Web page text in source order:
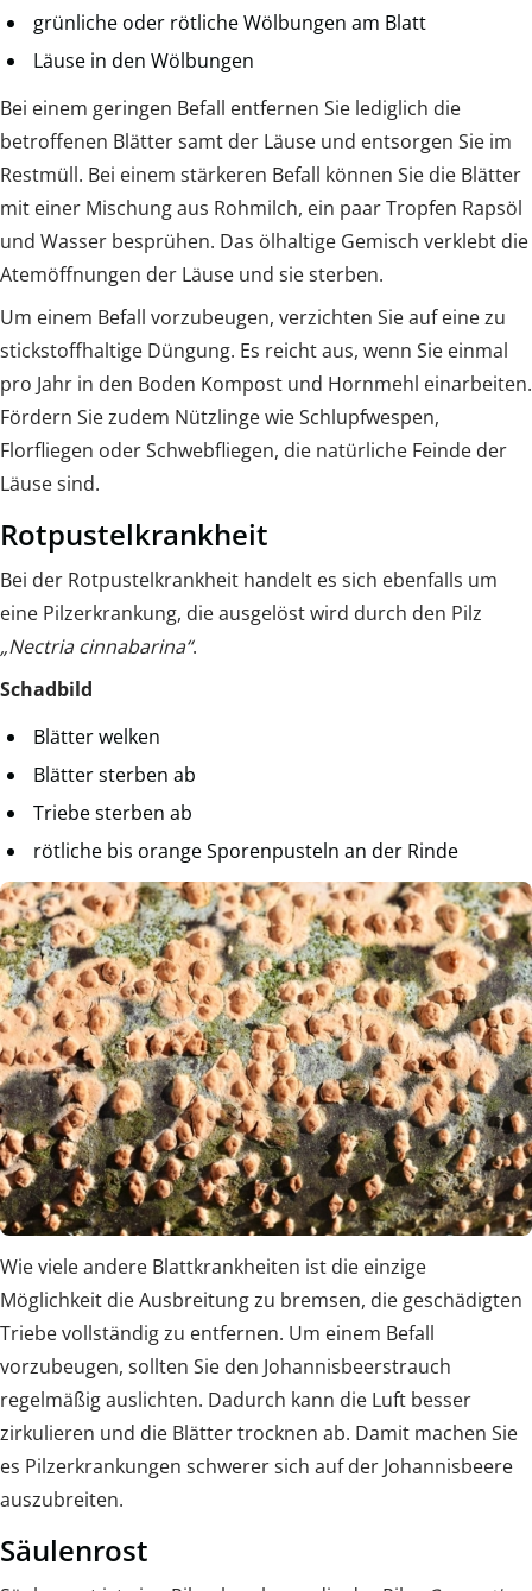
grünliche oder rötliche Wölbungen am Blatt
Läuse in den Wölbungen
Bei einem geringen Befall entfernen Sie lediglich die
betroffenen Blätter samt der Läuse und entsorgen Sie im
Restmüll. Bei einem stärkeren Befall können Sie die Blätter
mit einer Mischung aus Rohmilch, ein paar Tropfen Rapsöl
und Wasser besprühen. Das ölhaltige Gemisch verklebt die
Atemöffnungen der Läuse und sie sterben.
Um einem Befall vorzubeugen, verzichten Sie auf eine zu
stickstoffhaltige Düngung. Es reicht aus, wenn Sie einmal
pro Jahr in den Boden Kompost und Hornmehl einarbeiten.
Fördern Sie zudem Nützlinge wie Schlupfwespen,
Florfliegen oder Schwebfliegen, die natürliche Feinde der
Läuse sind.
Rotpustelkrankheit
Bei der Rotpustelkrankheit handelt es sich ebenfalls um
eine Pilzerkrankung, die ausgelöst wird durch den Pilz
„Nectria cinnabarina“.
Schadbild
Blätter welken
Blätter sterben ab
Triebe sterben ab
rötliche bis orange Sporenpusteln an der Rinde
Wie viele andere Blattkrankheiten ist die einzige
Möglichkeit die Ausbreitung zu bremsen, die geschädigten
Triebe vollständig zu entfernen. Um einem Befall
vorzubeugen, sollten Sie den Johannisbeerstrauch
regelmäßig auslichten. Dadurch kann die Luft besser
zirkulieren und die Blätter trocknen ab. Damit machen Sie
es Pilzerkrankungen schwerer sich auf der Johannisbeere
auszubreiten.
Säulenrost